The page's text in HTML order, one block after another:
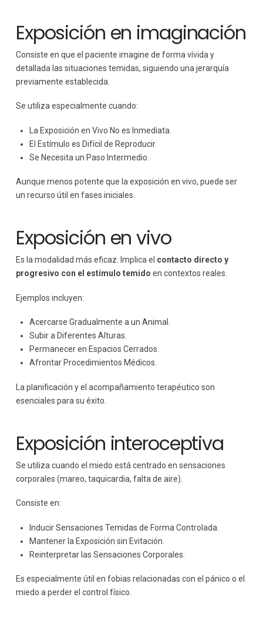
Exposición en imaginación
Consiste en que el paciente imagine de forma vívida y
detallada las situaciones temidas, siguiendo una jerarquía
previamente establecida.
Se utiliza especialmente cuando:
La Exposición en Vivo No es Inmediata.
El Estímulo es Difícil de Reproducir.
Se Necesita un Paso Intermedio.
Aunque menos potente que la exposición en vivo, puede ser
un recurso útil en fases iniciales.
Exposición en vivo
Es la modalidad más eficaz. Implica el contacto directo y
progresivo con el estímulo temido en contextos reales.
Ejemplos incluyen:
Acercarse Gradualmente a un Animal.
Subir a Diferentes Alturas.
Permanecer en Espacios Cerrados.
Afrontar Procedimientos Médicos.
La planificación y el acompañamiento terapéutico son
esenciales para su éxito.
Exposición interoceptiva
Se utiliza cuando el miedo está centrado en sensaciones
corporales (mareo, taquicardia, falta de aire).
Consiste en:
Inducir Sensaciones Temidas de Forma Controlada.
Mantener la Exposición sin Evitación.
Reinterpretar las Sensaciones Corporales.
Es especialmente útil en fobias relacionadas con el pánico o el
miedo a perder el control físico.